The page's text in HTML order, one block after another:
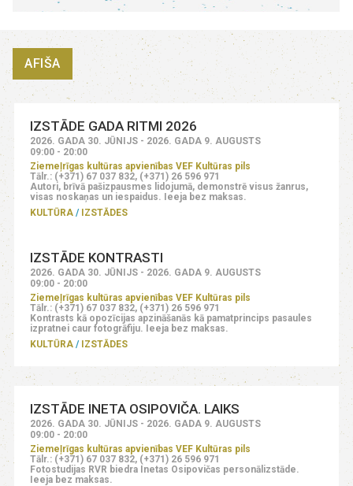
AFIŠA
IZSTĀDE GADA RITMI 2026
2026. GADA 30. JŪNIJS - 2026. GADA 9. AUGUSTS
09:00 - 20:00
Ziemeļrīgas kultūras apvienības VEF Kultūras pils
Tālr.: (+371) 67 037 832, (+371) 26 596 971
Autori, brīvā pašizpausmes lidojumā, demonstrē visus žanrus,
visas noskaņas un iespaidus. Ieeja bez maksas.
KULTŪRA
IZSTĀDES
IZSTĀDE KONTRASTI
2026. GADA 30. JŪNIJS - 2026. GADA 9. AUGUSTS
09:00 - 20:00
Ziemeļrīgas kultūras apvienības VEF Kultūras pils
Tālr.: (+371) 67 037 832, (+371) 26 596 971
Kontrasts kā opozīcijas apzināšanās kā pamatprincips pasaules
izpratnei caur fotogrāfiju. Ieeja bez maksas.
KULTŪRA
IZSTĀDES
IZSTĀDE INETA OSIPOVIČA. LAIKS
2026. GADA 30. JŪNIJS - 2026. GADA 9. AUGUSTS
09:00 - 20:00
Ziemeļrīgas kultūras apvienības VEF Kultūras pils
Tālr.: (+371) 67 037 832, (+371) 26 596 971
Fotostudijas RVR biedra Inetas Osipovičas personālizstāde.
Ieeja bez maksas.